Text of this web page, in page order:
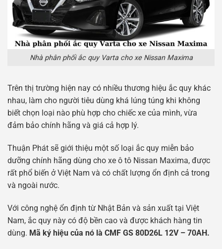
Nhà phân phối ắc quy Varta cho xe Nissan Maxima
Trên thị trường hiện nay có nhiều thương hiệu ắc quy khác
nhau, làm cho người tiêu dùng khá lúng túng khi không
biết chọn loại nào phù hợp cho chiếc xe của mình, vừa
đảm bảo chính hãng và giá cả hợp lý.
Thuận Phát sẽ giới thiệu một số loại ắc quy miễn bảo
dưỡng chính hãng dùng cho xe ô tô Nissan Maxima, được
rất phổ biến ở Việt Nam và có chất lượng ổn định cả trong
và ngoài nước.
Với công nghệ ổn định từ Nhật Bản và sản xuất tại Việt
Nam, ắc quy này có độ bền cao và được khách hàng tin
dùng. Mã ký hiệu của nó là CMF GS 80D26L 12V – 70AH.